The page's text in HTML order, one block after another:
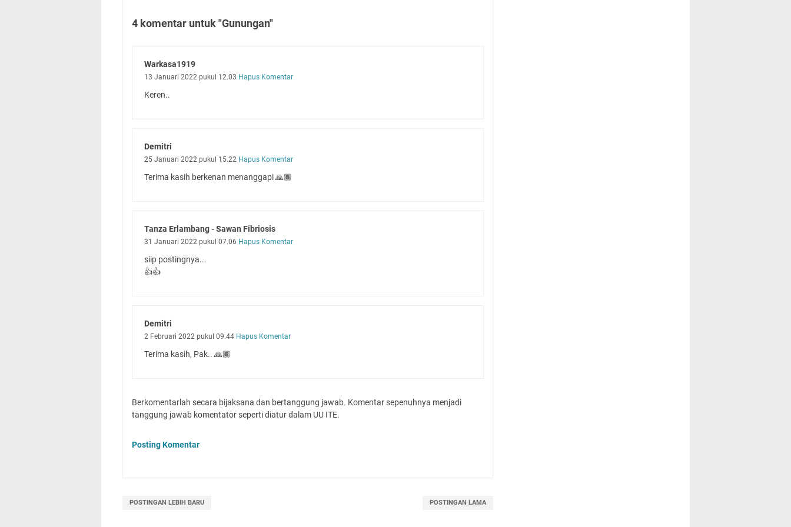
4 komentar untuk "Gunungan"
Warkasa1919
13 Januari 2022 pukul 12.03 Hapus Komentar
Keren..
Demitri
25 Januari 2022 pukul 15.22 Hapus Komentar
Terima kasih berkenan menanggapi 🙏🏾
Tanza Erlambang - Sawan Fibriosis
31 Januari 2022 pukul 07.06 Hapus Komentar
siip postingnya...
👍👍
Demitri
2 Februari 2022 pukul 09.44 Hapus Komentar
Terima kasih, Pak.. 🙏🏾
Berkomentarlah secara bijaksana dan bertanggung jawab. Komentar sepenuhnya menjadi
tanggung jawab komentator seperti diatur dalam UU ITE.
Posting Komentar
POSTINGAN LEBIH BARU POSTINGAN LAMA